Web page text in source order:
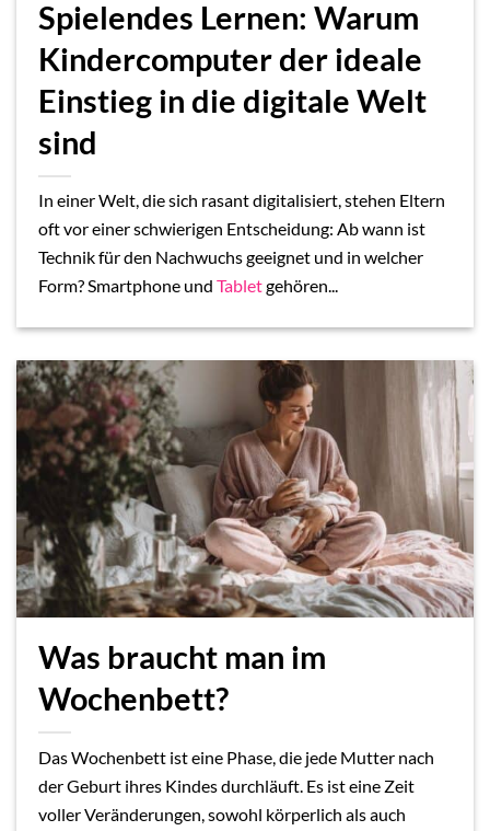
Spielendes Lernen: Warum
Kindercomputer der ideale
Einstieg in die digitale Welt
sind
In einer Welt, die sich rasant digitalisiert, stehen Eltern
oft vor einer schwierigen Entscheidung: Ab wann ist
Technik für den Nachwuchs geeignet und in welcher
Form? Smartphone und Tabletgehören...
Was braucht man im
Wochenbett?
Das Wochenbett ist eine Phase, die jede Mutter nach
der Geburt ihres Kindes durchläuft. Es ist eine Zeit
voller Veränderungen, sowohl körperlich als auch